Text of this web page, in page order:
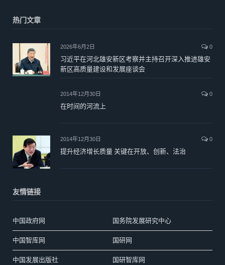
热门文章
2026年6月2日 0
习近平在河北雄安新区考察并主持召开深入推进雄安
新区高质量建设和发展座谈会
2014年12月30日 0
在时间的河流上
2014年12月30日 0
提升经济增长质量 关键在开放、创新、法治
友情链接
中国政府网 国务院发展研究中心
中国智库网 国研网
中国发展出版社 国研智库网